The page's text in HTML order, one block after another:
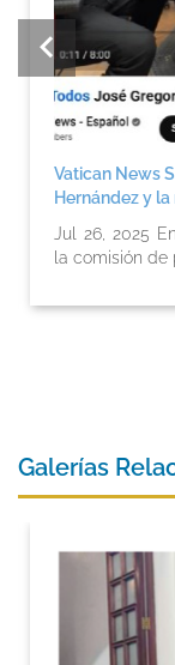
Vatican News
Hernández y
Jul 26, 2025
la comisión de
Galerías